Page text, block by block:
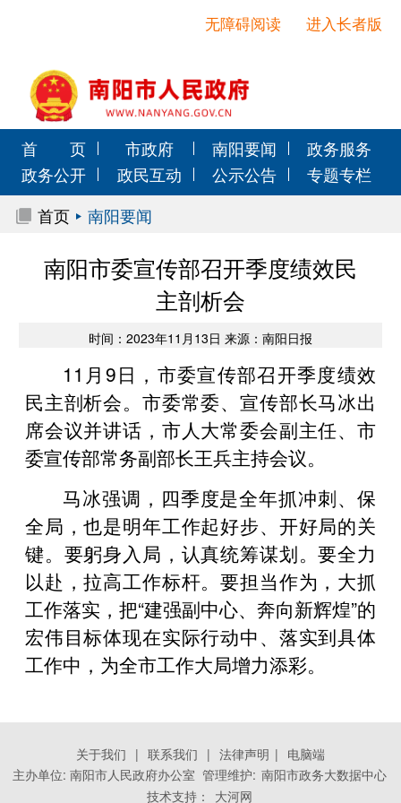
进入长者版
无障碍阅读
首 页 市政府 南阳要闻
政务服务
政务公开
政民互动 公示公告
专题专栏
首页
南阳要闻
南阳市委宣传部召开季度绩效民
主剖析会
时间：2023年11月13日 来源：南阳日报
11月9日，市委宣传部召开季度绩效
民主剖析会。市委常委、宣传部长马冰出
席会议并讲话，市人大常委会副主任、市
委宣传部常务副部长王兵主持会议。
马冰强调，四季度是全年抓冲刺、保
全局，也是明年工作起好步、开好局的关
键。要躬身入局，认真统筹谋划。要全力
以赴，拉高工作标杆。要担当作为，大抓
工作落实，把“建强副中心、奔向新辉煌”的
宏伟目标体现在实际行动中、落实到具体
工作中，为全市工作大局增力添彩。
关于我们 | 联系我们 | 法律声明 | 电脑端
主办单位: 南阳市人民政府办公室 管理维护: 南阳市政务大数据中心
技术支持：
大河网